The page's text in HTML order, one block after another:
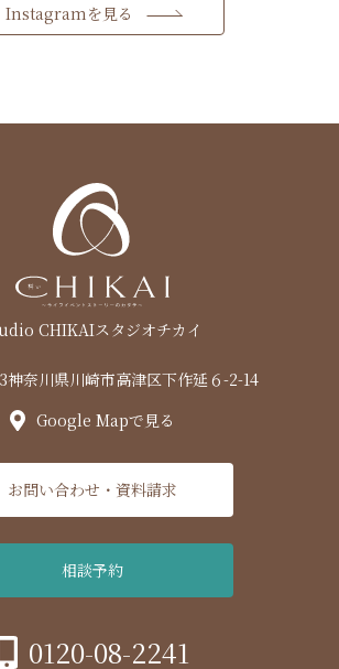
Instagramを見る
CHIKAIスタジオチカイ
神奈川県川崎市高津区下作延６-2-14
Google Mapで見る
お問い合わせ・資料請求
相談予約
0120-08-2241